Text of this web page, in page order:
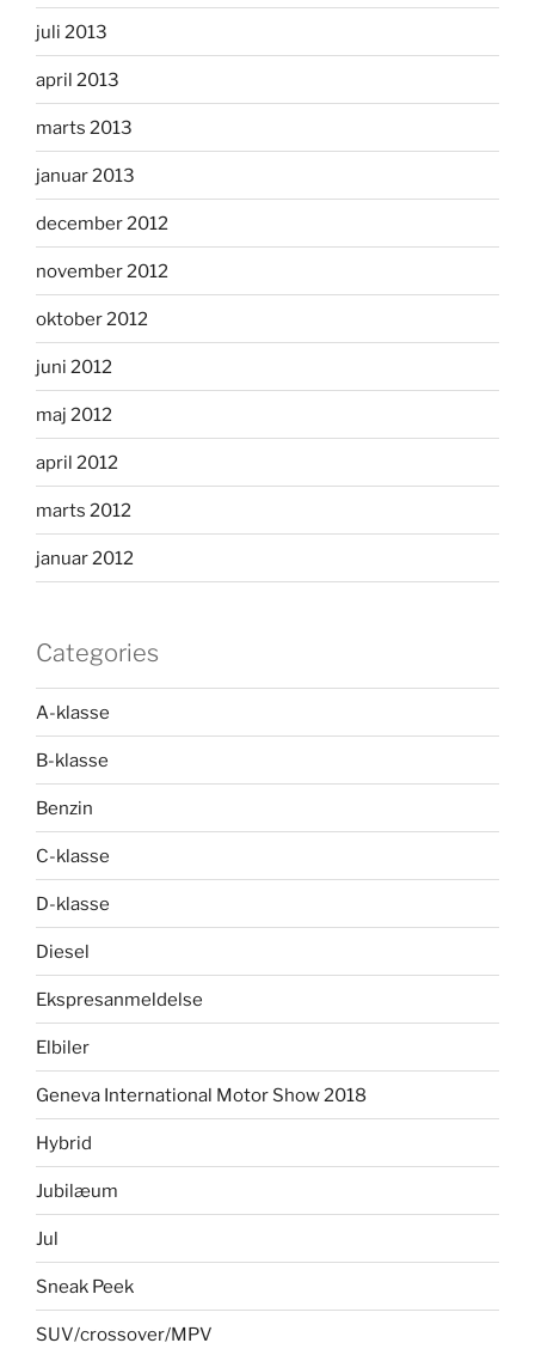
juli 2013
april 2013
marts 2013
januar 2013
december 2012
november 2012
oktober 2012
juni 2012
maj 2012
april 2012
marts 2012
januar 2012
Categories
A-klasse
B-klasse
Benzin
C-klasse
D-klasse
Diesel
Ekspresanmeldelse
Elbiler
Geneva International Motor Show 2018
Hybrid
Jubilæum
Jul
Sneak Peek
SUV/crossover/MPV